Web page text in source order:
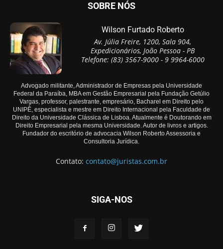
SOBRE NÓS
Wilson Furtado Roberto
Av. Júlia Freire, 1200, Sala 904,
Expedicionários, João Pessoa - PB
Telefone: (83) 3567-9000 - 9 9964-6000
Advogado militante, Administrador de Empresas pela Universidade
Federal da Paraíba, MBA em Gestão Empresarial pela Fundação Getúlio
Vargas, professor, palestrante, empresário, Bacharel em Direito pelo
UNIPÊ, especialista e mestre em Direito Internacional pela Faculdade de
Direito da Universidade Clássica de Lisboa. Atualmente é Doutorando em
Direito Empresarial pela mesma Universidade. Autor de livros e artigos.
Fundador do escritório de advocacia Wilson Roberto Assessoria e
Consultoria Jurídica.
Contato: contato@juristas.com.br
SIGA-NOS